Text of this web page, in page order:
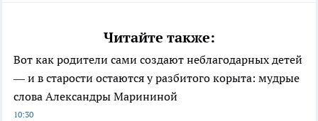
Читайте также:
Вот как родители сами создают неблагодарных детей
— и в старости остаются у разбитого корыта: мудрые
слова Александры Марининой
10:30